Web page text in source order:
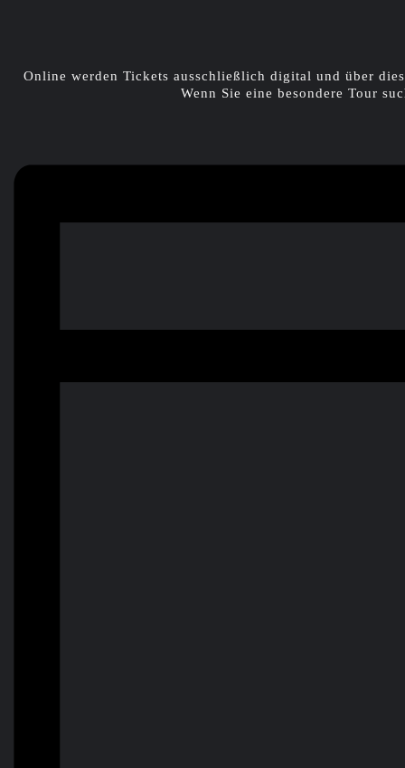
Online werden Tickets ausschließlich digital und über
Wenn Sie eine besondere Tour